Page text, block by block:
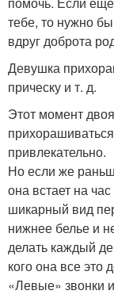
тебе, то нужно
вдруг доброта
Девушка
прическу и т. д.
Этот момент
привлекательно.
Но если же
она встает на
шикарный вид
нижнее белье и
делать каждый
кого она все это
«Левые»